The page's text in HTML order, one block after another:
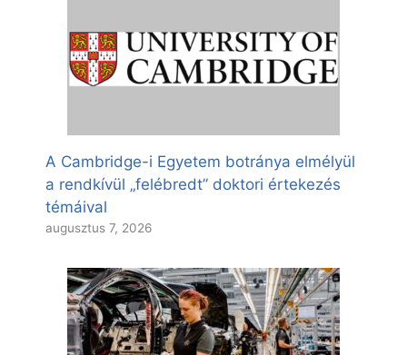
A Cambridge-i Egyetem botránya elmélyül
a rendkívül „felébredt” doktori értekezés
témáival
augusztus 7, 2026